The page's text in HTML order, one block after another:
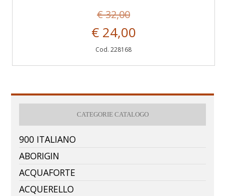
€ 32,00
€ 24,00
Cod. 228168
CATEGORIE CATALOGO
900 ITALIANO
ABORIGIN
ACQUAFORTE
ACQUERELLO